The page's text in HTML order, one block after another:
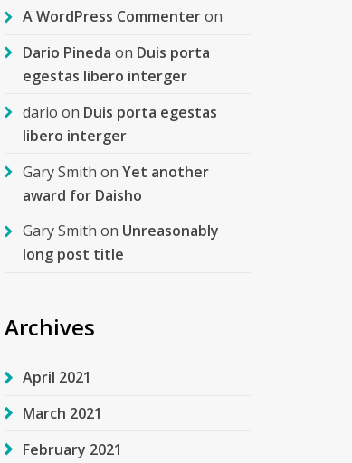
A WordPress Commenteron
Dario Pineda on Duis porta
egestas libero interger
dario on Duis porta egestas
libero interger
Gary Smith on Yet another
award for Daisho
Gary Smith on Unreasonably
long post title
Archives
April 2021
March 2021
February 2021